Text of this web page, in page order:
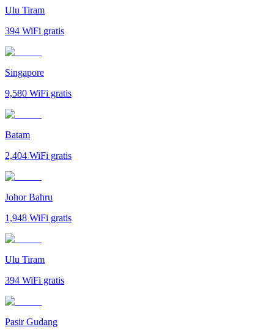
Ulu Tiram
394 WiFi gratis
Singapore
9,580 WiFi gratis
Batam
2,404 WiFi gratis
Johor Bahru
1,948 WiFi gratis
Ulu Tiram
394 WiFi gratis
Pasir Gudang